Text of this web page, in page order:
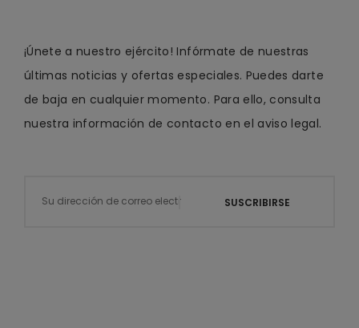
¡Únete a nuestro ejército! Infórmate de nuestras
últimas noticias y ofertas especiales. Puedes darte
de baja en cualquier momento. Para ello, consulta
nuestra información de contacto en el aviso legal.
SUSCRIBIRSE